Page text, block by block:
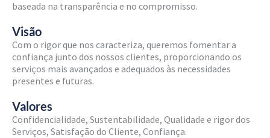
baseada na transparência e no compromisso.
Visão
Com o rigor que nos caracteriza, queremos fomentar a
confiança junto dos nossos clientes, proporcionando os
serviços mais avançados e adequados às necessidades
presentes e futuras.
Valores
Confidencialidade, Sustentabilidade, Qualidade e rigor dos
Serviços, Satisfação do Cliente, Confiança.